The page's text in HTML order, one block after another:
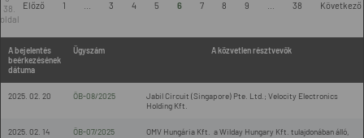
38.
oldal
Előző 1 3 4 5 6 7 8 9 38 Következő
A bejelentés
beérkezésének
dátuma
Ügyszám A közvetlen résztvevők
2025. 02. 20 ÖB-08/2025
Jabil Circuit (Singapore) Pte. Ltd.; Velocity Electronics
Holding Kft.
2025. 02. 14 ÖB-07/2025
OMV Hungária Kft. a Wilday Hungary Kft. tulajdonában álló,